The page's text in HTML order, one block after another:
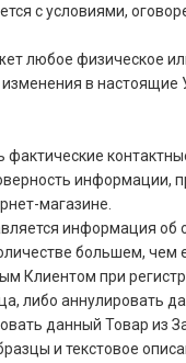
с условиями,
любое физическое
в
магазине.
информация
большем,
Клиентом при
либо аннулировать
данный Товар из
и текстовое